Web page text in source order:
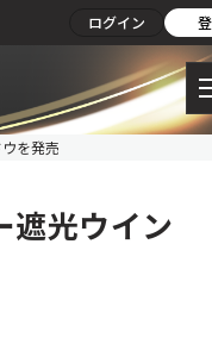
ログイン
を発売
遮光ウイン